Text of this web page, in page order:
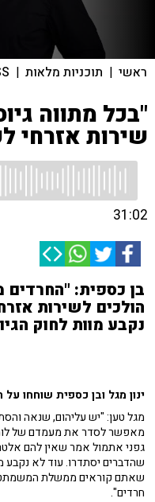
ראשי | תוכניות מלאות |
"בכל מתווה
שירות אזרחי
31:02
בן כספית: "החרדים
הולכים לשירות
נקבע מוות לחוק
ינון מגל ובן כספית שוחחו על
מגל טען: "יש עליהום, שנאה
מאפשר לסדר את מעמדם של
גפני אתמול אמר שאין להם
שהדברים יסתדרו. עוד לא נקבע
חרדים".